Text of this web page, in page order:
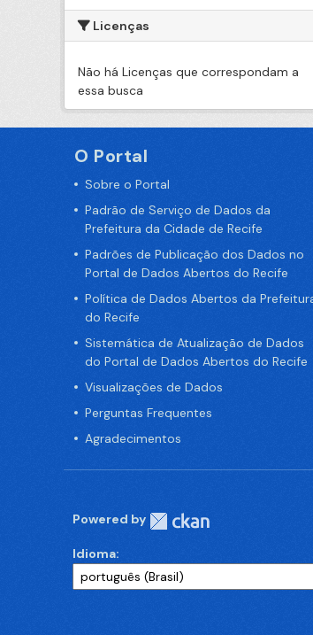
Licenças
Não há Licenças que correspondam a
essa busca
O Portal
Sobre o Portal
Padrão de Serviço de Dados da
Prefeitura da Cidade de Recife
Padrões de Publicação dos Dados no
Portal de Dados Abertos do Recife
Política de Dados Abertos da
do Recife
Sistemática de Atualização de Dados
do Portal de Dados Abertos do Recife
Visualizações de Dados
Perguntas Frequentes
Agradecimentos
Powered by
Idioma